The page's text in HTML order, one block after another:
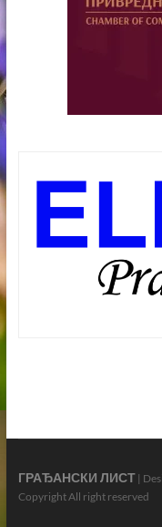
ГРАЂАНСКИ ЛИСТ|
Copyright All right reserved